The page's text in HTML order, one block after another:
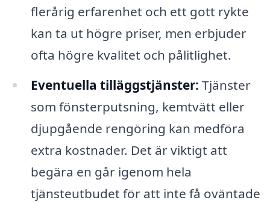
flerårig erfarenhet och ett gott rykte
kan ta ut högre priser, men erbjuder
ofta högre kvalitet och pålitlighet.
Eventuella tilläggstjänster: Tjänster
som fönsterputsning, kemtvätt eller
djupgående rengöring kan medföra
extra kostnader. Det är viktigt att
begära en går igenom hela
tjänsteutbudet för att inte få oväntade